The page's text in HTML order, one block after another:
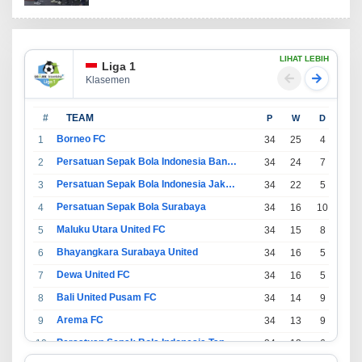
Liga 1
Klasemen
LIHAT LEBIH
# TEAM P W D
1 Borneo FC 34 25 4
2
Persatuan Sepak Bola Indonesia Bandung 34 24 7
3
Persatuan Sepak Bola Indonesia Jakarta 34 22 5
4
Persatuan Sepak Bola Surabaya 34 16 10
5
Maluku Utara United FC 34 15 8
6
Bhayangkara Surabaya United 34 16 5
7
Dewa United FC 34 16 5
8
Bali United Pusam FC 34 14 9
9
Arema FC 34 13 9
10
Persatuan Sepak Bola Indonesia Tangerang 34 13 6